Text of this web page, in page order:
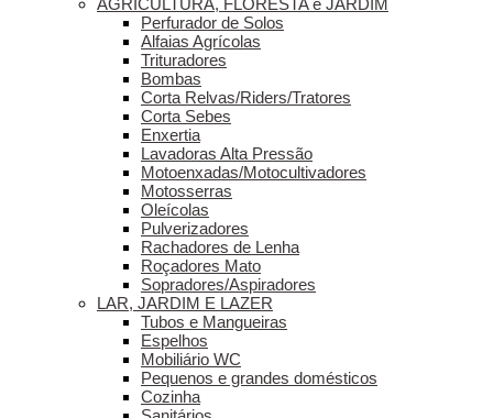
AGRICULTURA, FLORESTA e JARDIM
Perfurador de Solos
Alfaias Agrícolas
Trituradores
Bombas
Corta Relvas/Riders/Tratores
Corta Sebes
Enxertia
Lavadoras Alta Pressão
Motoenxadas/Motocultivadores
Motosserras
Oleícolas
Pulverizadores
Rachadores de Lenha
Roçadores Mato
Sopradores/Aspiradores
LAR, JARDIM E LAZER
Tubos e Mangueiras
Espelhos
Mobiliário WC
Pequenos e grandes domésticos
Cozinha